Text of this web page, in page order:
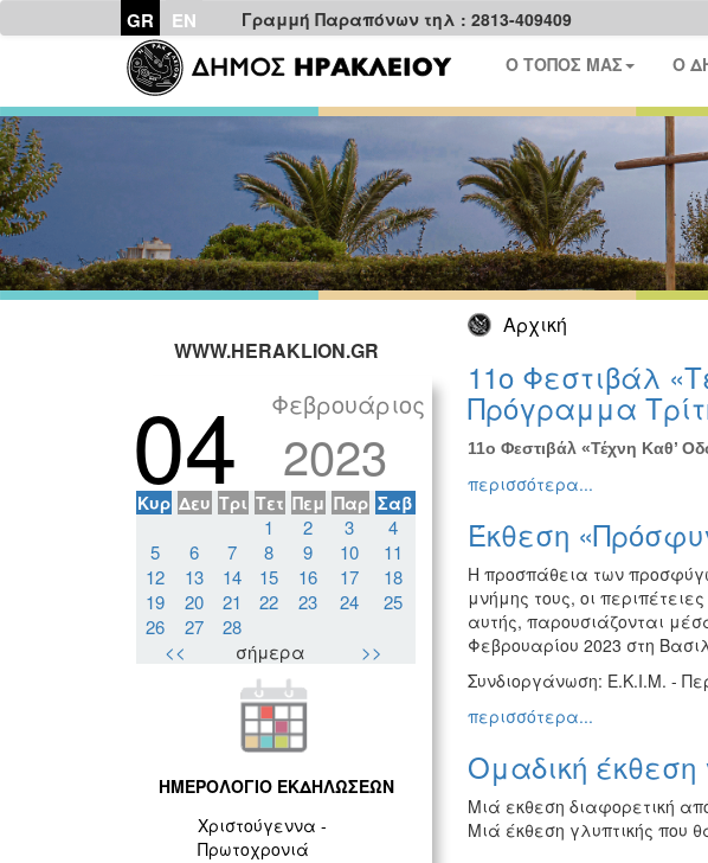
GR EN Γραμμή Παραπόνων τηλ : 2813-409409
Ο ΤΟΠΟΣ ΜΑΣ Ο
Αρχική
WWW.HERAKLION.GR
04 Φεβρουάριος
2023
Κυρ Δευ Τρι Τετ Πεμ Παρ Σαβ
1 2 3
4
5
6 7 8 9 10
11
12
13 14 15 16 17
18
19
20 21 22 23 24
25
26
27
28
<<
σήμερα >>
ΗΜΕΡΟΛΟΓΙΟ ΕΚΔΗΛΩΣΕΩΝ
Χριστούγεννα -
Πρωτοχρονιά
11ο Φεστιβάλ
Πρόγραμμα
11ο Φεστιβάλ «Τέχνη Καθ’
περισσότερα...
Έκθεση
Η προσπάθεια των
μνήμης τους, οι
αυτής, παρουσιάζονται
Φεβρουαρίου 2023 στη
Συνδιοργάνωση: Ε.Κ.Ι.Μ. -
περισσότερα...
Ομαδική έκθεση
Μιά εκθεση διαφορετική
Μιά έκθεση γλυπτικής που